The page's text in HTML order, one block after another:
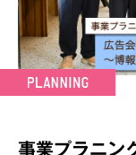
事業プラニン